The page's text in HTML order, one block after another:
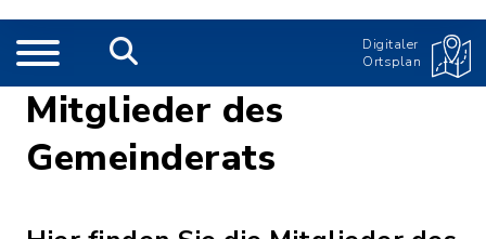
Digitaler
Ortsplan
Mitglieder des
Gemeinderats